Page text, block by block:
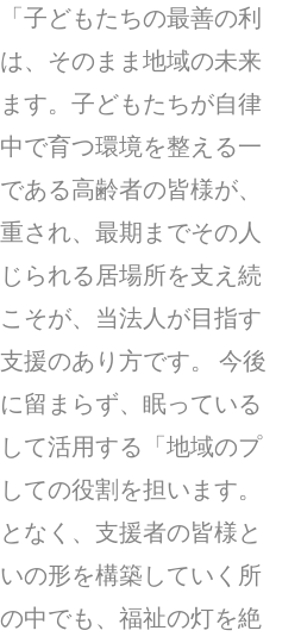
子どもたちの最善の利
、そのまま地域の未来
す。子どもたちが自律
で育つ環境を整える一
ある高齢者の皆様が、
され、最期までその人
られる居場所を支え続
そが、当法人が目指す
援のあり方です。 今後
留まらず、眠っている
て活用する「地域のプ
ての役割を担います。
なく、支援者の皆様と
の形を構築していく所
中でも、福祉の灯を絶